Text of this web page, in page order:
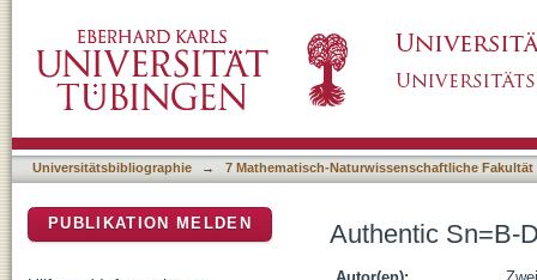
Universitätsbibliographie → 7 Mathematisch-Naturwissenschaftliche Fakultät
Authentic Sn=B-
PUBLIKATION MELDEN